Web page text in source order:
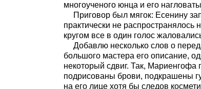
многоученого юнца и его
Приговор был мягок: Есенину
практически не
кругом все в один голос
Добавлю несколько слов о
большого мастера его описание,
некоторый сдвиг. Так,
подрисованы брови, подкрашены
на его лице хотя бы следов